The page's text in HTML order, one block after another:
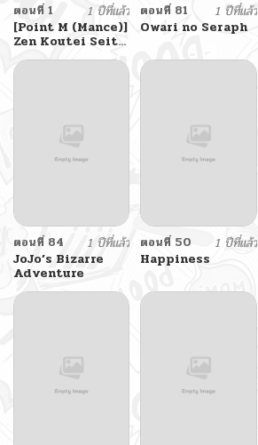
ตอนที่ 1
1 ปีที่แล้ว
[Point M (Mance)]
Zen Koutei Seito.
Wanibuchi
Gohoubi Time
Archive)
ตอนที่ 81
1 ปีที่แล้ว
Owari no Seraph
ตอนที่ 84
1 ปีที่แล้ว
JoJo’s Bizarre
Adventure
ตอนที่ 50
1 ปีที่แล้ว
Happiness